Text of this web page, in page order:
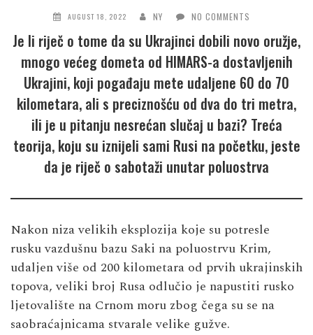
AUGUST 18, 2022 NY NO COMMENTS
Je li riječ o tome da su Ukrajinci dobili novo oružje,
mnogo većeg dometa od HIMARS-a dostavljenih
Ukrajini, koji pogađaju mete udaljene 60 do 70
kilometara, ali s preciznošću od dva do tri metra,
ili je u pitanju nesrećan slučaj u bazi? Treća
teorija, koju su iznijeli sami Rusi na početku, jeste
da je riječ o sabotaži unutar poluostrva
Nakon niza velikih eksplozija koje su potresle
rusku vazdušnu bazu Saki na poluostrvu Krim,
udaljen više od 200 kilometara od prvih ukrajinskih
topova, veliki broj Rusa odlučio je napustiti rusko
ljetovalište na Crnom moru zbog čega su se na
saobraćajnicama stvarale velike gužve.